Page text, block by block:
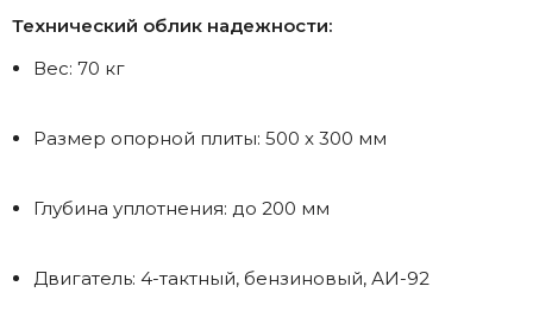
Технический облик надежности:
Вес: 70 кг
Размер опорной плиты: 500 x 300 мм
Глубина уплотнения: до 200 мм
Двигатель: 4-тактный, бензиновый, АИ-92